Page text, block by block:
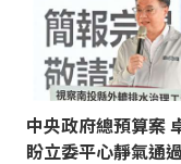
中央政府總預算案
盼立委平心靜氣通